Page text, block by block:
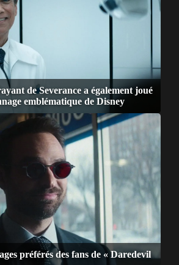
de Severance a également joué
emblématique de Disney
préférés des fans de « Daredevil